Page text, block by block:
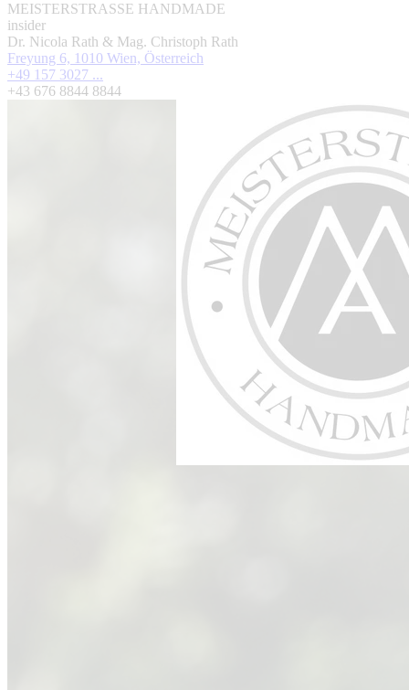
MEISTERSTRASSE HANDMADE
insider
Dr. Nicola Rath & Mag. Christoph Rath
Freyung 6, 1010 Wien, Österreich
+49 157 3027 ...
+43 676 8844 8844